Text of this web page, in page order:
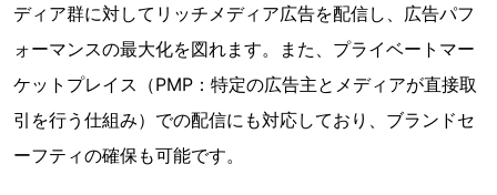
ディア群に対してリッチメディア広告を配信し、広告パフ
ォーマンスの最大化を図れます。また、プライベートマー
ケットプレイス（PMP：特定の広告主とメディアが直接取
引を行う仕組み）での配信にも対応しており、ブランドセ
ーフティの確保も可能です。